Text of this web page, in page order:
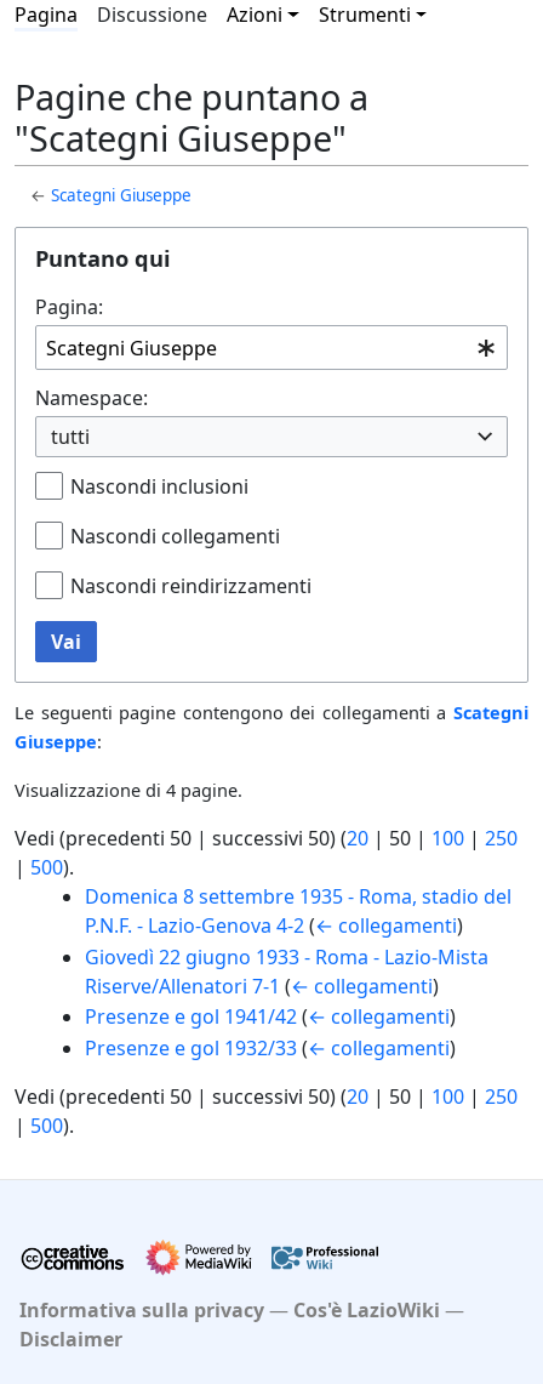
Pagina Discussione Azioni Strumenti
Pagine che puntano a
"Scategni Giuseppe"
←Scategni Giuseppe
Puntano qui
Pagina:
Namespace:
tutti
Nascondi inclusioni
Nascondi collegamenti
Nascondi reindirizzamenti
Vai
Le seguenti pagine contengono dei collegamenti a Scategni
Giuseppe:
Visualizzazione di 4 pagine.
Vedi (precedenti 50 | successivi 50) (20 | 50 | 100 | 250
| 500).
Domenica 8 settembre 1935 - Roma, stadio del
P.N.F. - Lazio-Genova 4-2 (← collegamenti)
Giovedì 22 giugno 1933 - Roma - Lazio-Mista
Riserve/Allenatori 7-1 (← collegamenti)
Presenze e gol 1941/42 (← collegamenti)
Presenze e gol 1932/33 (← collegamenti)
Vedi (precedenti 50 | successivi 50) (20 | 50 | 100 | 250
| 500).
Informativa sulla privacy
Cos'è LazioWiki
Disclaimer